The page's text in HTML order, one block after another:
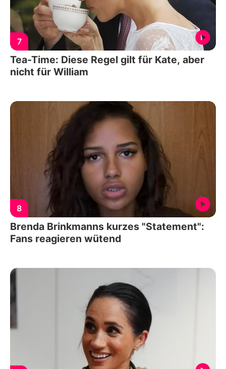
7
Tea-Time: Diese Regel gilt für Kate, aber
nicht für William
8
Brenda Brinkmanns kurzes "Statement":
Fans reagieren wütend